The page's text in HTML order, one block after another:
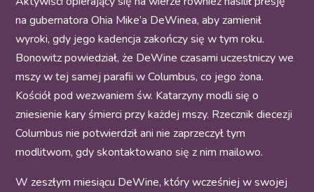
na gubernatora Ohia Mike’a DeWinea, aby zamienił
wyroki, gdy jego kadencja zakończy się w tym roku.
Bonowitz powiedział, że DeWine czasami uczestniczy we
mszy w tej samej parafii w Columbus, co jego żona.
Kościół pod wezwaniem św. Katarzyny modli się o
zniesienie kary śmierci przy każdej mszy. Rzecznik diecezji
Columbus nie potwierdził ani nie zaprzeczył tym
modlitwom, gdy skontaktowano się z nim mailowo.
W zeszłym miesiącu DeWine, który wcześniej w swojej